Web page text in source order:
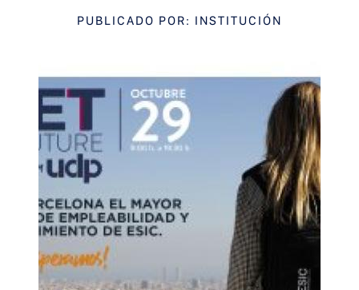
PUBLICADO POR: INSTITUCIÓN